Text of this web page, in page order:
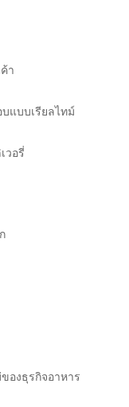
า
แบบเรียลไทม์
วอรี่
องธุรกิจอาหาร